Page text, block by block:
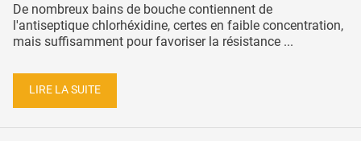
De nombreux bains de bouche contiennent de
l'antiseptique chlorhéxidine, certes en faible concentration,
mais suffisamment pour favoriser la résistance ...
LIRE LA SUITE